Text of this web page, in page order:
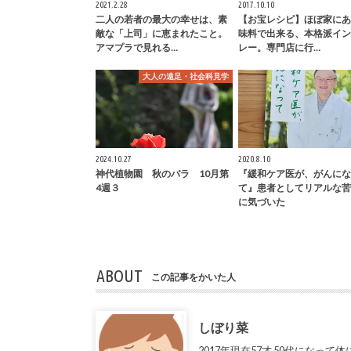
2021.2.28
二人の若者の最大の幸せは、素
敵な「上司」に恵まれたこと。
アマプラで見れる…
2017.10.10
【お宝レシピ】ほぼ家に
味料で出来る、本格派イ
レー。専門店に行…
大人の遠足・社会科見学
2024.10.27
神代植物園 秋のバラ 10月第
4週３
2020.8.10
『緩和ケア医が、がんに
て』患者としてリアルな
に気づいた
ABOUT この記事をかいた人
しぼり菜